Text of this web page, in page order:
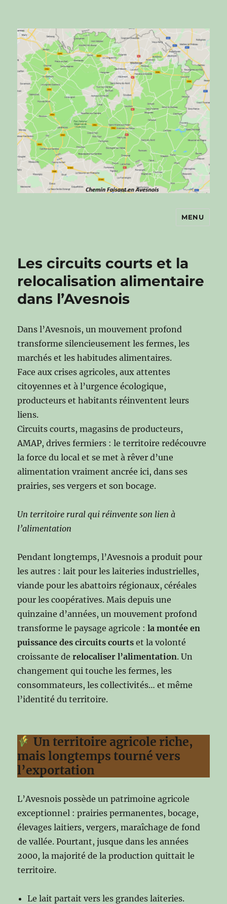
Chemin faisant en Avesnois
MENU
Les circuits courts et la
relocalisation alimentaire
dans l’Avesnois
Dans l’Avesnois, un mouvement profond
transforme silencieusement les fermes, les
marchés et les habitudes alimentaires.
Face aux crises agricoles, aux attentes
citoyennes et à l’urgence écologique,
producteurs et habitants réinventent leurs
liens.
Circuits courts, magasins de producteurs,
AMAP, drives fermiers : le territoire redécouvre
la force du local et se met à rêver d’une
alimentation vraiment ancrée ici, dans ses
prairies, ses vergers et son bocage.
Un territoire rural qui réinvente son lien à
l’alimentation
Pendant longtemps, l’Avesnois a produit pour
les autres : lait pour les laiteries industrielles,
viande pour les abattoirs régionaux, céréales
pour les coopératives. Mais depuis une
quinzaine d’années, un mouvement profond
transforme le paysage agricole :la montée en
puissance des circuits courts et la volonté
croissante derelocaliser l’alimentation. Un
changement qui touche les fermes, les
consommateurs, les collectivités… et même
l’identité du territoire.
Un territoire agricole riche,
mais longtemps tourné vers
l’exportation
L’Avesnois possède un patrimoine agricole
exceptionnel : prairies permanentes, bocage,
élevages laitiers, vergers, maraîchage de fond
de vallée. Pourtant, jusque dans les années
2000, la majorité de la production quittait le
territoire.
Le lait partait vers les grandes laiteries.